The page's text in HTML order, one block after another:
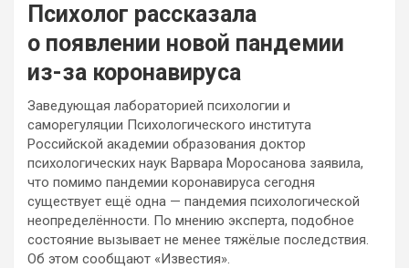
Психолог рассказала
о появлении новой пандемии
из-за коронавируса
Заведующая лабораторией психологии и
саморегуляции Психологического института
Российской академии образования доктор
психологических наук Варвара Моросанова заявила,
что помимо пандемии коронавируса сегодня
существует ещё одна — пандемия психологической
неопределённости. По мнению эксперта, подобное
состояние вызывает не менее тяжёлые последствия.
Об этом сообщают «Известия».